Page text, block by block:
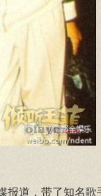
报道，带了知名歌